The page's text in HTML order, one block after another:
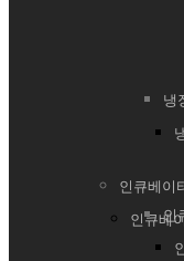
인큐베
냉
인큐베이
인